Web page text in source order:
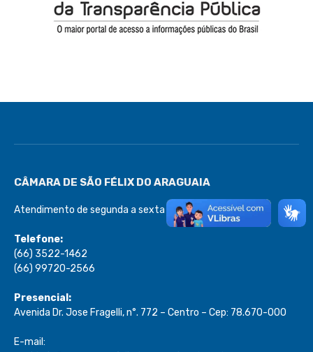
CÂMARA DE SÃO FÉLIX DO ARAGUAIA
Atendimento de segunda a sexta de 08:00 às 13:00
Telefone:
(66) 3522-1462
(66) 99720-2566
Presencial:
Avenida Dr. Jose Fragelli, n°. 772 – Centro – Cep: 78.670-000
E-mail: